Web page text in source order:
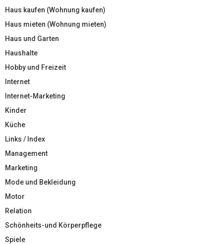
Haus kaufen (Wohnung kaufen)
Haus mieten (Wohnung mieten)
Haus und Garten
Haushalte
Hobby und Freizeit
Internet
Internet-Marketing
Kinder
Küche
Links / Index
Management
Marketing
Mode und Bekleidung
Motor
Relation
Schönheits-und Körperpflege
Spiele